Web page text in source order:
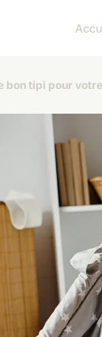
bon tipi pour